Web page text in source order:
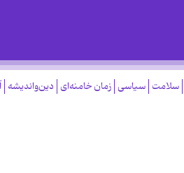
سلامت سیاسی زمان خامنه‌ای دین‌واندیشه